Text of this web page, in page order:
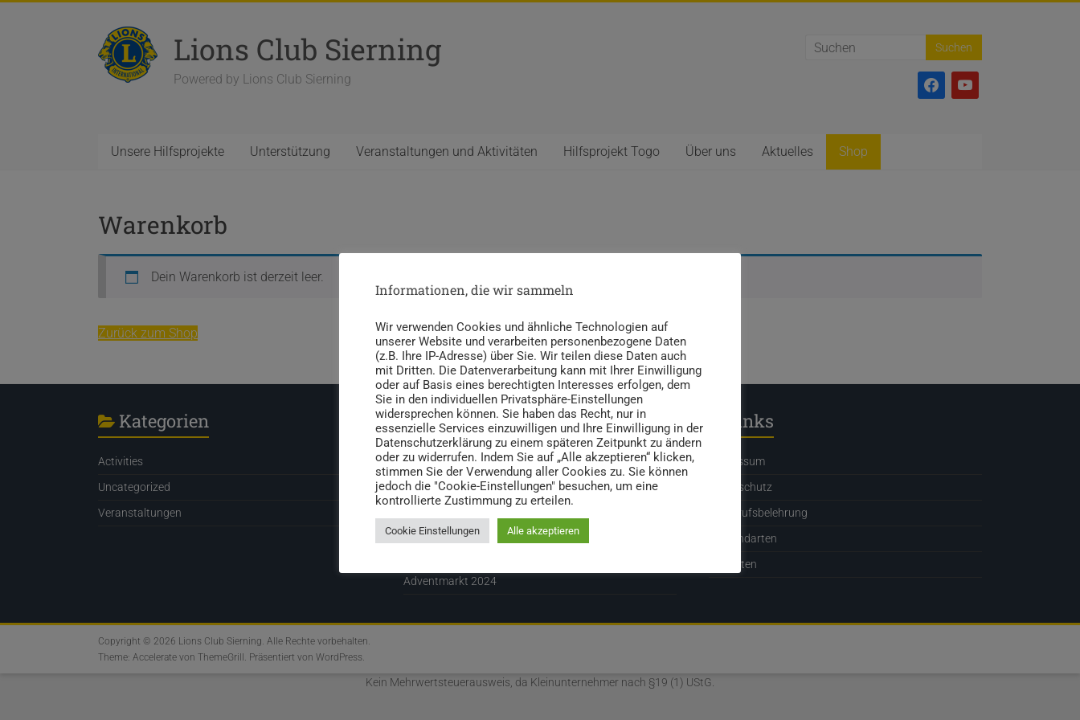
Lions Club Sierning
Powered by Lions Club Sierning facebookyoutube
Unsere Hilfsprojekte Unterstützung Veranstaltungen und Aktivitäten Hilfsprojekt Togo Über uns Aktuelles Shop
Warenkorb
Dein Warenkorb ist derzeit leer.
Zurück zum Shop
Kategorien
Activities
Uncategorized
Veranstaltungen
Neueste Beiträge
Rückblick Gedenkmesse für unsere verstorbenen
Mitglieder
Rückblick Lions Charity Run
Rückblick Lions Sammeltag 2025
Adventmarkt 2024
Links
Impressum
Datenschutz
Widerrufsbelehrung
Versandarten
Zahlarten
Copyright © 2026 Lions Club Sierning. Alle Rechte vorbehalten.
Theme: Accelerate von ThemeGrill. Präsentiert von WordPress.
Kein Mehrwertsteuerausweis, da Kleinunternehmer nach §19 (1) UStG.
Informationen, die wir sammeln
Wir verwenden Cookies und ähnliche Technologien auf
unserer Website und verarbeiten personenbezogene Daten
(z.B. Ihre IP-Adresse) über Sie. Wir teilen diese Daten auch
mit Dritten. Die Datenverarbeitung kann mit Ihrer Einwilligung
oder auf Basis eines berechtigten Interesses erfolgen, dem
Sie in den individuellen Privatsphäre-Einstellungen
widersprechen können. Sie haben das Recht, nur in
essenzielle Services einzuwilligen und Ihre Einwilligung in der
Datenschutzerklärung zu einem späteren Zeitpunkt zu ändern
oder zu widerrufen. Indem Sie auf „Alle akzeptieren“ klicken,
stimmen Sie der Verwendung aller Cookies zu. Sie können
jedoch die "Cookie-Einstellungen" besuchen, um eine
kontrollierte Zustimmung zu erteilen.
Cookie Einstellungen Alle akzeptieren